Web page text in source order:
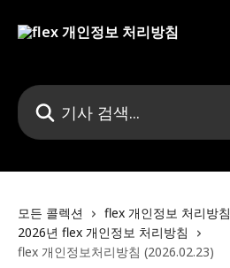
기사 검색...
모든 콜렉션
flex 개인정보 처리방침
2026년 flex 개인정보 처리방침
flex 개인정보처리방침 (2026.02.23)